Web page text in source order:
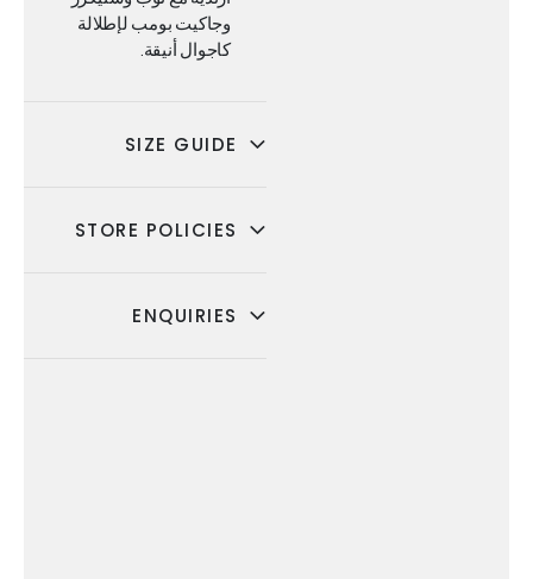
وجاكيت بومب لإطلالة
كاجوال أنيقة.
SIZE GUIDE
STORE POLICIES
ENQUIRIES